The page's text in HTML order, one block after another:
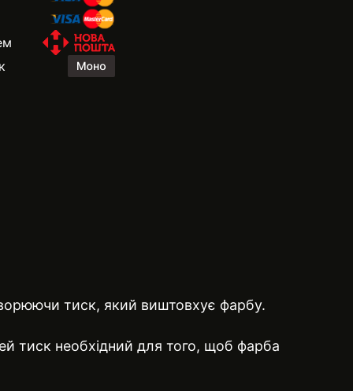
тиск, який виштовхує фарбу.
тиск необхідний для того, щоб фарба